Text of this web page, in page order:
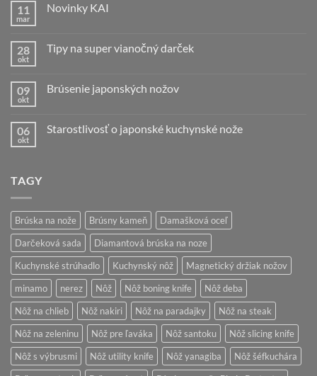
11
mar
Novinky KAI
Novinky
28
okt
Tipy na super vianočný darček
Tipy
darček
09
okt
Brúsenie japonských nožov
Brúsenie
06
okt
Starostlivosť o japonské kuchynské nože
TAGY
Brúska na nože Brúsny kameň
Damašková oceľ
Darčeková sada
Diamantová brúska na noze
Kuchynské strúhadlo
Kuchynský nôž
Magnetický držiak nožov
minamo
nerez Nôž Nôž boning knife
Nôž deba
Nôž na chlieb
Nôž nakiri Nôž na paradajky
Nôž na steak
Nôž na zeleninu
Nôž pre ľaváka Nôž santoku
Nôž slicing knife
Nôž s výbrusmi
Nôž utility knife Nôž yanagiba
Nôž šéfkuchára